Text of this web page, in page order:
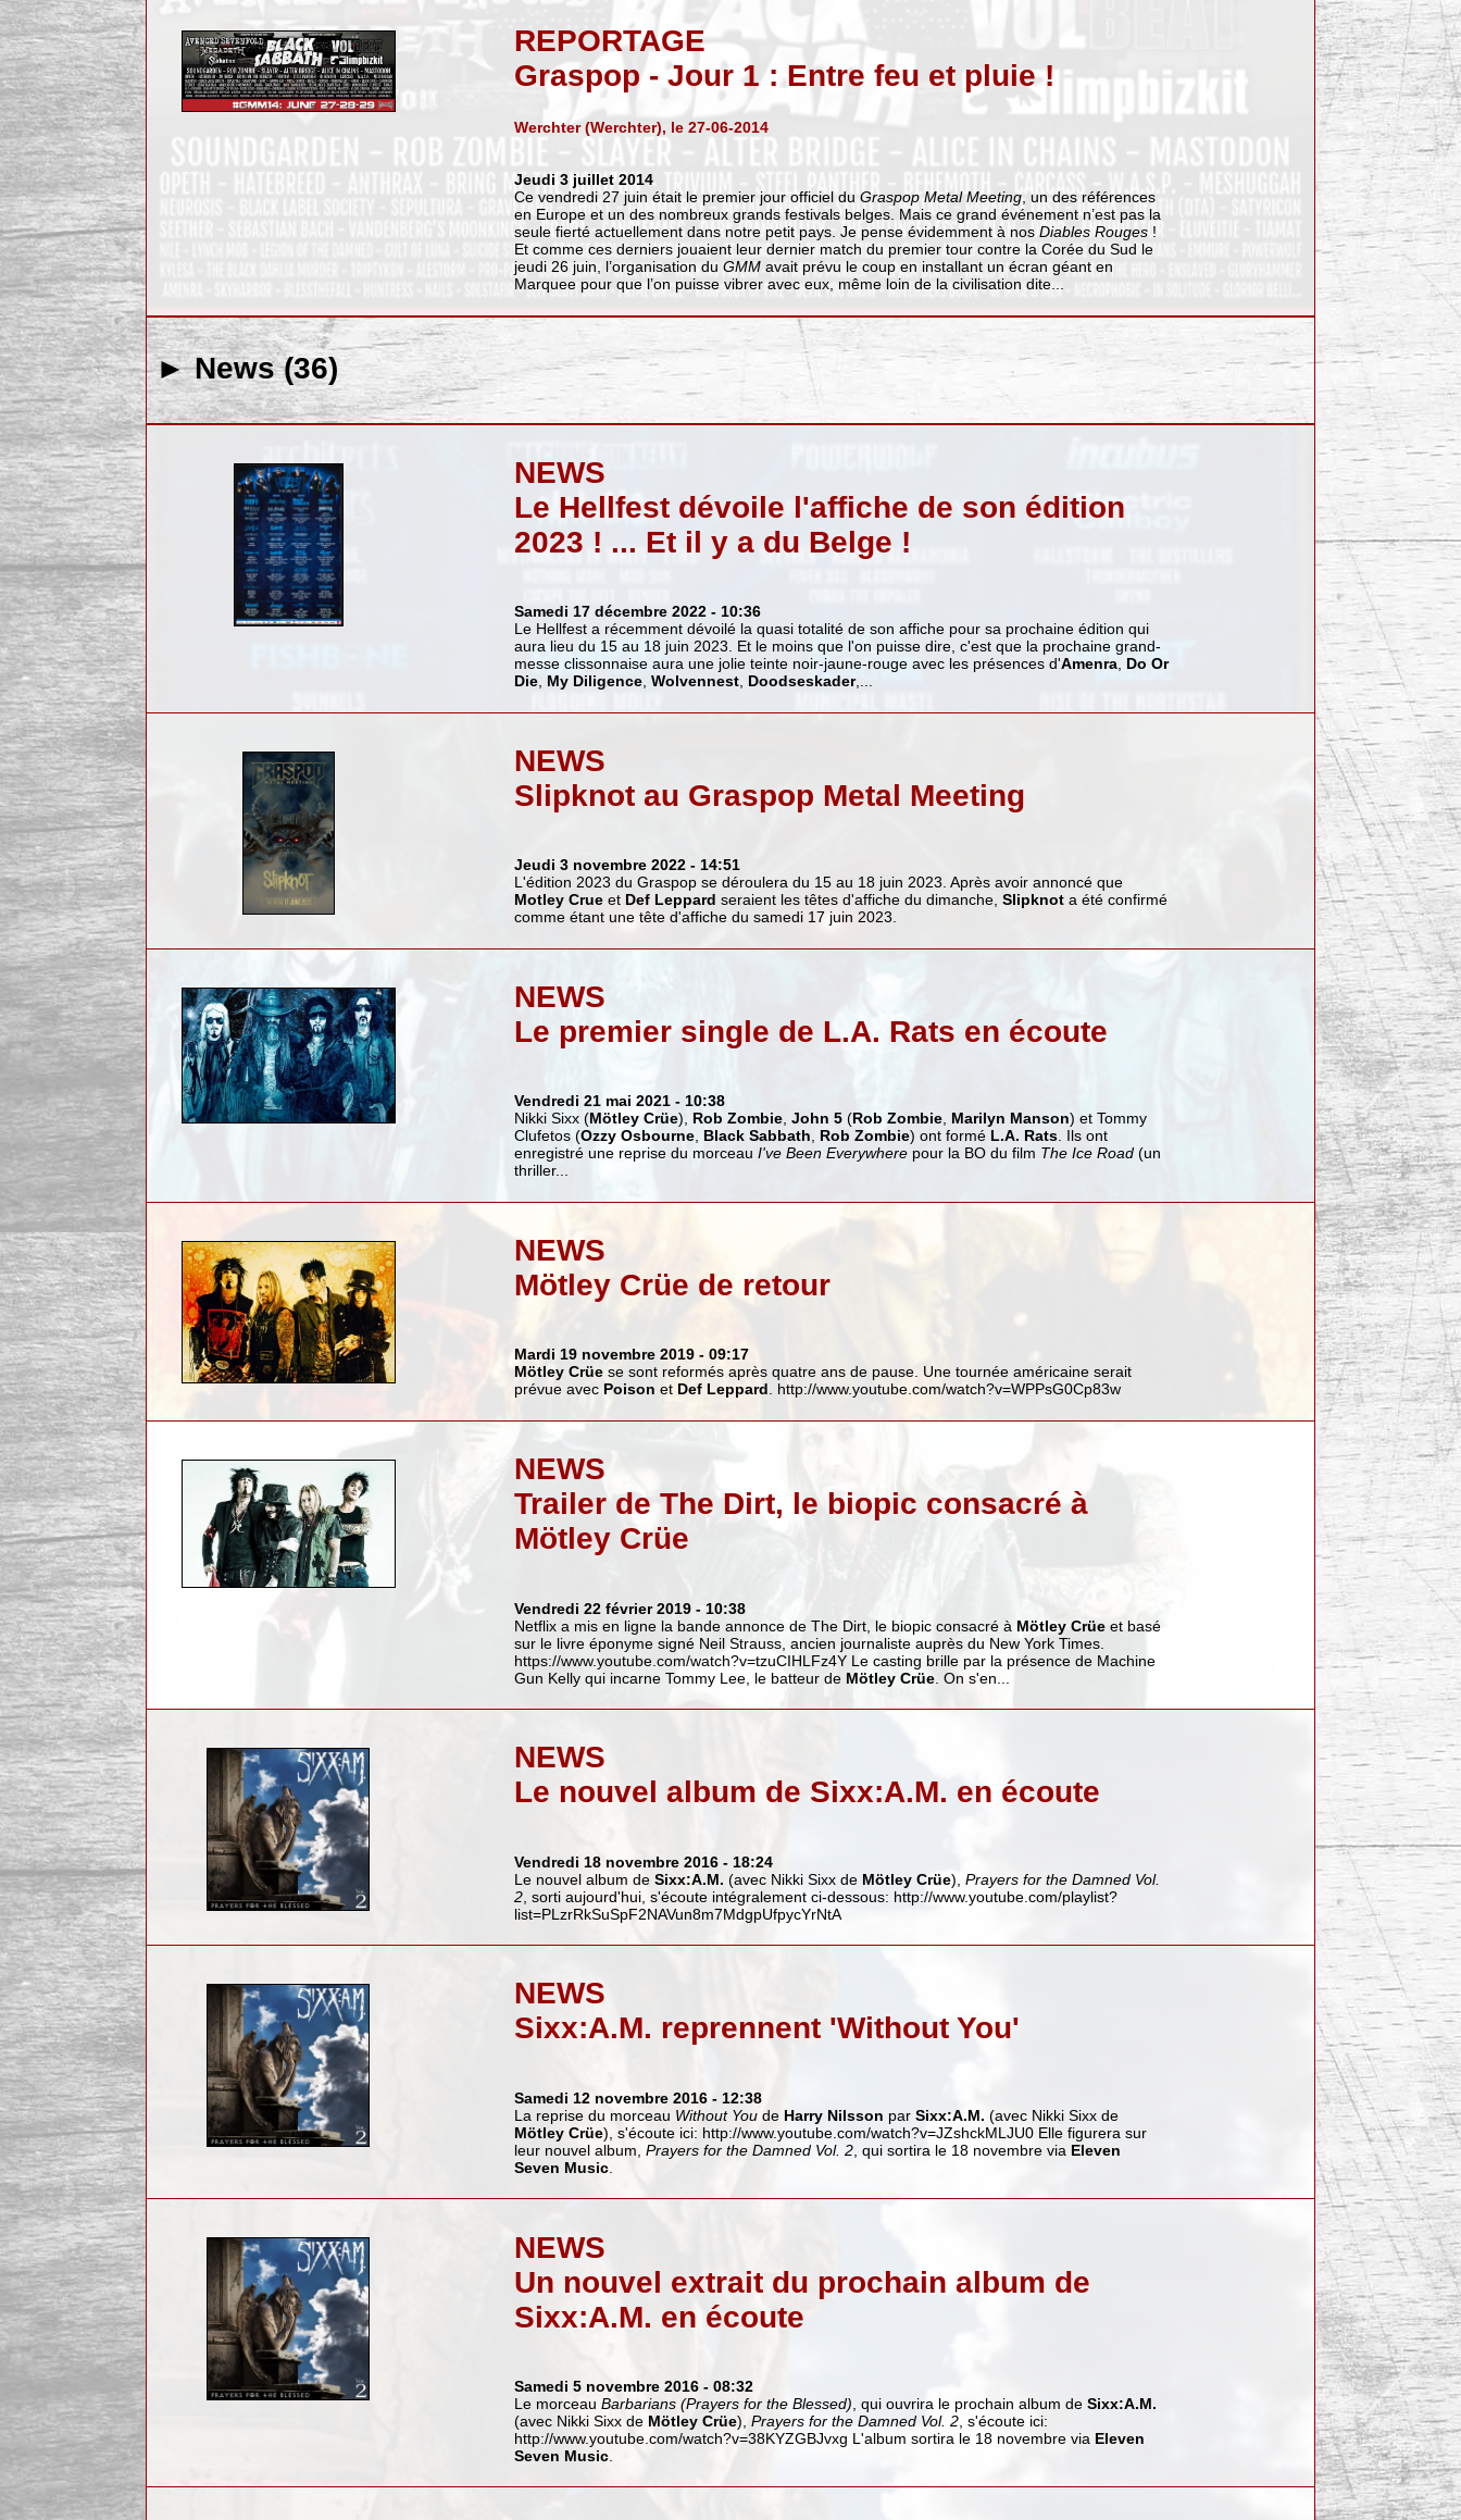
REPORTAGE
Graspop - Jour 1 : Entre feu et pluie !
Werchter (Werchter), le 27-06-2014
Jeudi 3 juillet 2014
Ce vendredi 27 juin était le premier jour officiel du Graspop Metal Meeting, un des références
en Europe et un des nombreux grands festivals belges. Mais ce grand événement n’est pas la
seule fierté actuellement dans notre petit pays. Je pense évidemment à nos Diables Rouges!
Et comme ces derniers jouaient leur dernier match du premier tour contre la Corée du Sud le
jeudi 26 juin, l’organisation du GMM avait prévu le coup en installant un écran géant en
Marquee pour que l’on puisse vibrer avec eux, même loin de la civilisation dite...
► News (36)
NEWS
Le Hellfest dévoile l'affiche de son édition
2023 ! ... Et il y a du Belge !
Samedi 17 décembre 2022 - 10:36
Le Hellfest a récemment dévoilé la quasi totalité de son affiche pour sa prochaine édition qui
aura lieu du 15 au 18 juin 2023. Et le moins que l'on puisse dire, c'est que la prochaine grand-
messe clissonnaise aura une jolie teinte noir-jaune-rouge avec les présences d'Amenra, Do Or
Die, My Diligence, Wolvennest, Doodseskader,...
NEWS
Slipknot au Graspop Metal Meeting
Jeudi 3 novembre 2022 - 14:51
L'édition 2023 du Graspop se déroulera du 15 au 18 juin 2023. Après avoir annoncé que
Motley Crueet Def Leppard seraient les têtes d'affiche du dimanche, Slipknota été confirmé
comme étant une tête d'affiche du samedi 17 juin 2023.
NEWS
Le premier single de L.A. Rats en écoute
Vendredi 21 mai 2021 - 10:38
Nikki Sixx (Mötley Crüe), Rob Zombie, John 5(Rob Zombie, Marilyn Manson) et Tommy
Clufetos (Ozzy Osbourne, Black Sabbath, Rob Zombie) ont formé L.A. Rats. Ils ont
enregistré une reprise du morceau I've Been Everywherepour la BO du film The Ice Road(un
thriller...
NEWS
Mötley Crüe de retour
Mardi 19 novembre 2019 - 09:17
Mötley Crüese sont reformés après quatre ans de pause. Une tournée américaine serait
prévue avec Poison et Def Leppard. http://www.youtube.com/watch?v=WPPsG0Cp83w
NEWS
Trailer de The Dirt, le biopic consacré à
Mötley Crüe
Vendredi 22 février 2019 - 10:38
Netflix a mis en ligne la bande annonce de The Dirt, le biopic consacré à Mötley Crüeet basé
sur le livre éponyme signé Neil Strauss, ancien journaliste auprès du New York Times.
https://www.youtube.com/watch?v=tzuCIHLFz4YLe casting brille par la présence de Machine
Gun Kelly qui incarne Tommy Lee, le batteur de Mötley Crüe. On s'en...
NEWS
Le nouvel album de Sixx:A.M. en écoute
Vendredi 18 novembre 2016 - 18:24
Le nouvel album de Sixx:A.M. (avec Nikki Sixx de Mötley Crüe), Prayers for the Damned Vol.
2, sorti aujourd'hui, s'écoute intégralement ci-dessous: http://www.youtube.com/playlist?
list=PLzrRkSuSpF2NAVun8m7MdgpUfpycYrNtA
NEWS
Sixx:A.M. reprennent 'Without You'
Samedi 12 novembre 2016 - 12:38
La reprise du morceau Without Youde Harry Nilsson par Sixx:A.M. (avec Nikki Sixx de
Mötley Crüe), s'écoute ici: http://www.youtube.com/watch?v=JZshckMLJU0Elle figurera sur
leur nouvel album, Prayers for the Damned Vol. 2, qui sortira le 18 novembre via Eleven
Seven Music.
NEWS
Un nouvel extrait du prochain album de
Sixx:A.M. en écoute
Samedi 5 novembre 2016 - 08:32
Le morceau Barbarians (Prayers for the Blessed) , qui ouvrira le prochain album de Sixx:A.M.
(avec Nikki Sixx de Mötley Crüe), Prayers for the Damned Vol. 2, s'écoute ici:
http://www.youtube.com/watch?v=38KYZGBJvxg L'album sortira le 18 novembre via Eleven
Seven Music.